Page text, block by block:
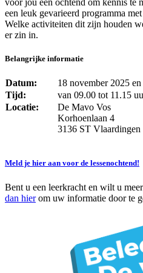
een leuk gevarieerd programma
Welke activiteiten dit zijn houden
er zin in.
Belangrijke informatie
Datum:
18 november 2025
Tijd:
van 09.00 tot 11.15
Locatie:
De Mavo Vos
Korhoenlaan 4
3136 ST Vlaardingen
Meld je hier aan voor de lessenochtend!
Bent u een leerkracht en wilt u
dan hierom uw informatie door te